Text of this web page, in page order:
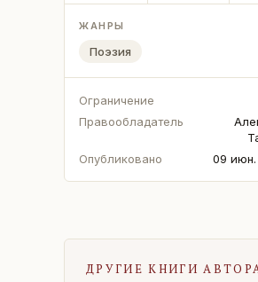
ЖАНРЫ
Поэзия
Ограничение
Правообладатель
Опубликовано
09 июн.
ДРУГИЕ КНИГИ